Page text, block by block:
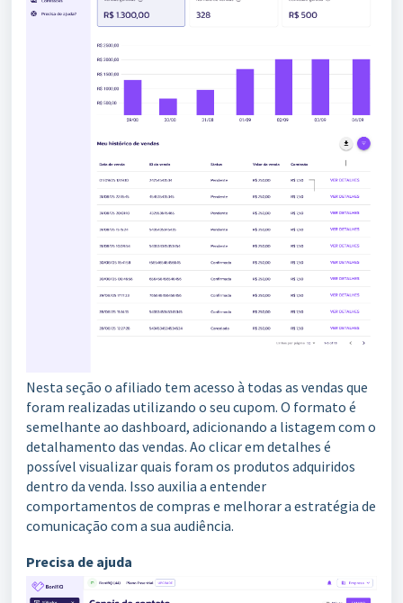
Nesta seção o afiliado tem acesso à todas as vendas que
foram realizadas utilizando o seu cupom. O formato é
semelhante ao dashboard, adicionando a listagem com o
detalhamento das vendas. Ao clicar em detalhes é
possível visualizar quais foram os produtos adquiridos
dentro da venda. Isso auxilia a entender
comportamentos de compras e melhorar a estratégia de
comunicação com a sua audiência.
Precisa de ajuda